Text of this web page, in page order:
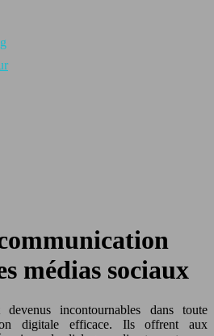
médias sociaux
incontournables dans toute
digitale efficace. Ils offrent aux